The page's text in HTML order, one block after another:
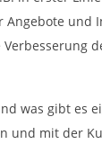
und
was gibt es
und mit der